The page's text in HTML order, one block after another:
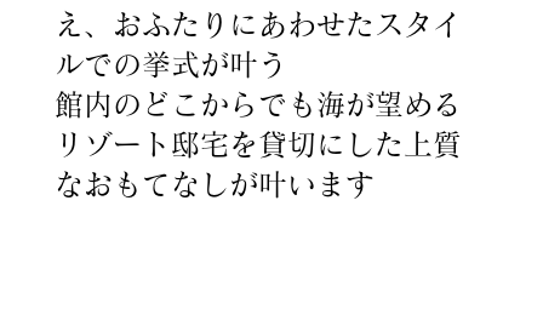
え、おふたりにあわせたスタイ
ルでの挙式が叶う
館内のどこからでも海が望める
リゾート邸宅を貸切にした上質
なおもてなしが叶います